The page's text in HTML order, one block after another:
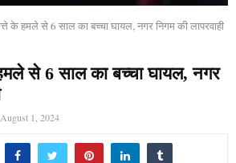
के हमले से 6 साल का बच्चा घायल, नगर निगम की लापरवाही
से 6 साल का बच्चा घायल, नगर
August 1, 2024